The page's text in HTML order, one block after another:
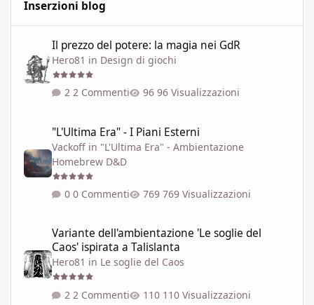
Inserzioni blog
Il prezzo del potere: la magia nei GdR
Hero81 in Design di giochi
2 Commenti 96 Visualizzazioni
"L'Ultima Era" - I Piani Esterni
Vackoff in "L'Ultima Era" - Ambientazione
Homebrew D&D
0 Commenti 769 Visualizzazioni
Variante dell'ambientazione 'Le soglie del
Caos' ispirata a Talislanta
Hero81 in Le soglie del Caos
2 Commenti 110 Visualizzazioni